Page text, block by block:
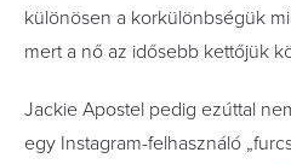
különösen a korkülönbségük
mert a nő az idősebb kettőjük
Jackie Apostel pedig ezúttal
egy Instagram-felhasználó